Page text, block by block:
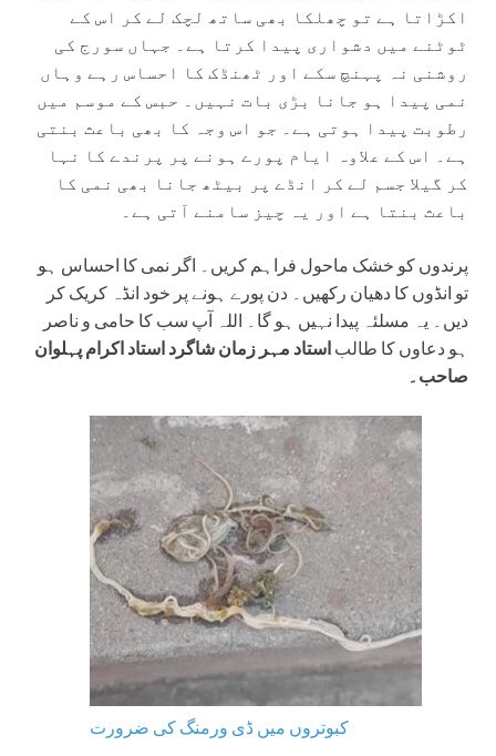
اکڑاتا ہے تو چھلکا بھی ساتھ لچک لے کر اس کے
ٹوٹنے میں دشواری پیدا کرتا ہے۔ جہاں سورج کی
روشنی نہ پہنچ سکے اور ٹھنڈک کا احساس رہے وہاں
نمی پیدا ہو جانا بڑی بات نہیں۔ حبس کے موسم میں
رطوبت پیدا ہوتی ہے۔ جو اس وجہ کا بھی باعث بنتی
ہے۔ اس کے علاوہ ایام پورے ہونے پر پرندے کا نہا
کر گیلا جسم لے کر انڈے پر بیٹھ جانا بھی نمی کا
باعث بنتا ہے اور یہ چیز سامنے آتی ہے۔
پرندوں کو خشک ماحول فراہم کریں۔ اگر نمی کا احساس ہو
تو انڈوں کا دھیان رکھیں۔ دن پورے ہونے پر خود انڈہ کریک کر
دیں۔ یہ مسلئہ پیدا نہیں ہو گا۔ اللہ آپ سب کا حامی و ناصر
ہو دعاوں کا طالب استاد مہر زمان شاگرد استاد اکرام پہلوان
صاحب۔
کبوتروں میں ڈی ورمنگ کی ضرورت